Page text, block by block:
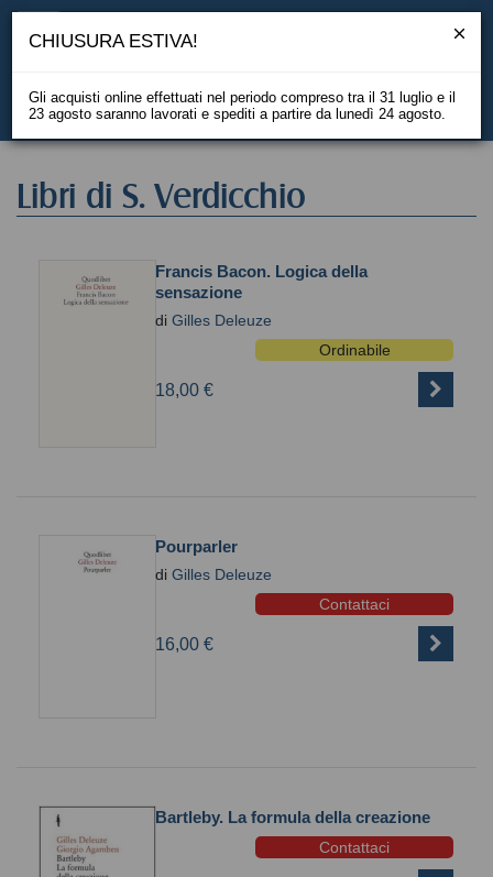
EN
Libri di S. Verdicchio
Francis Bacon. Logica della
sensazione
di Gilles Deleuze
Ordinabile
18,00 €
Pourparler
di Gilles Deleuze
Contattaci
16,00 €
Bartleby. La formula della creazione
Contattaci
CHIUSURA ESTIVA!
Gli acquisti online effettuati nel periodo compreso tra il 31 luglio e il
23 agosto saranno lavorati e spediti a partire da lunedì 24 agosto.